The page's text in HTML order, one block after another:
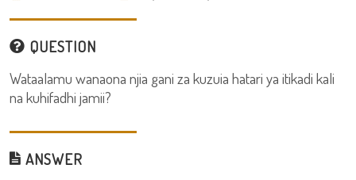
QUESTION
Wataalamu wanaona njia gani za kuzuia hatari ya itikadi kali
na kuhifadhi jamii?
ANSWER